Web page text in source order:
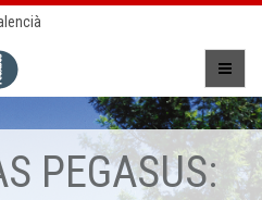
PEGASUS: